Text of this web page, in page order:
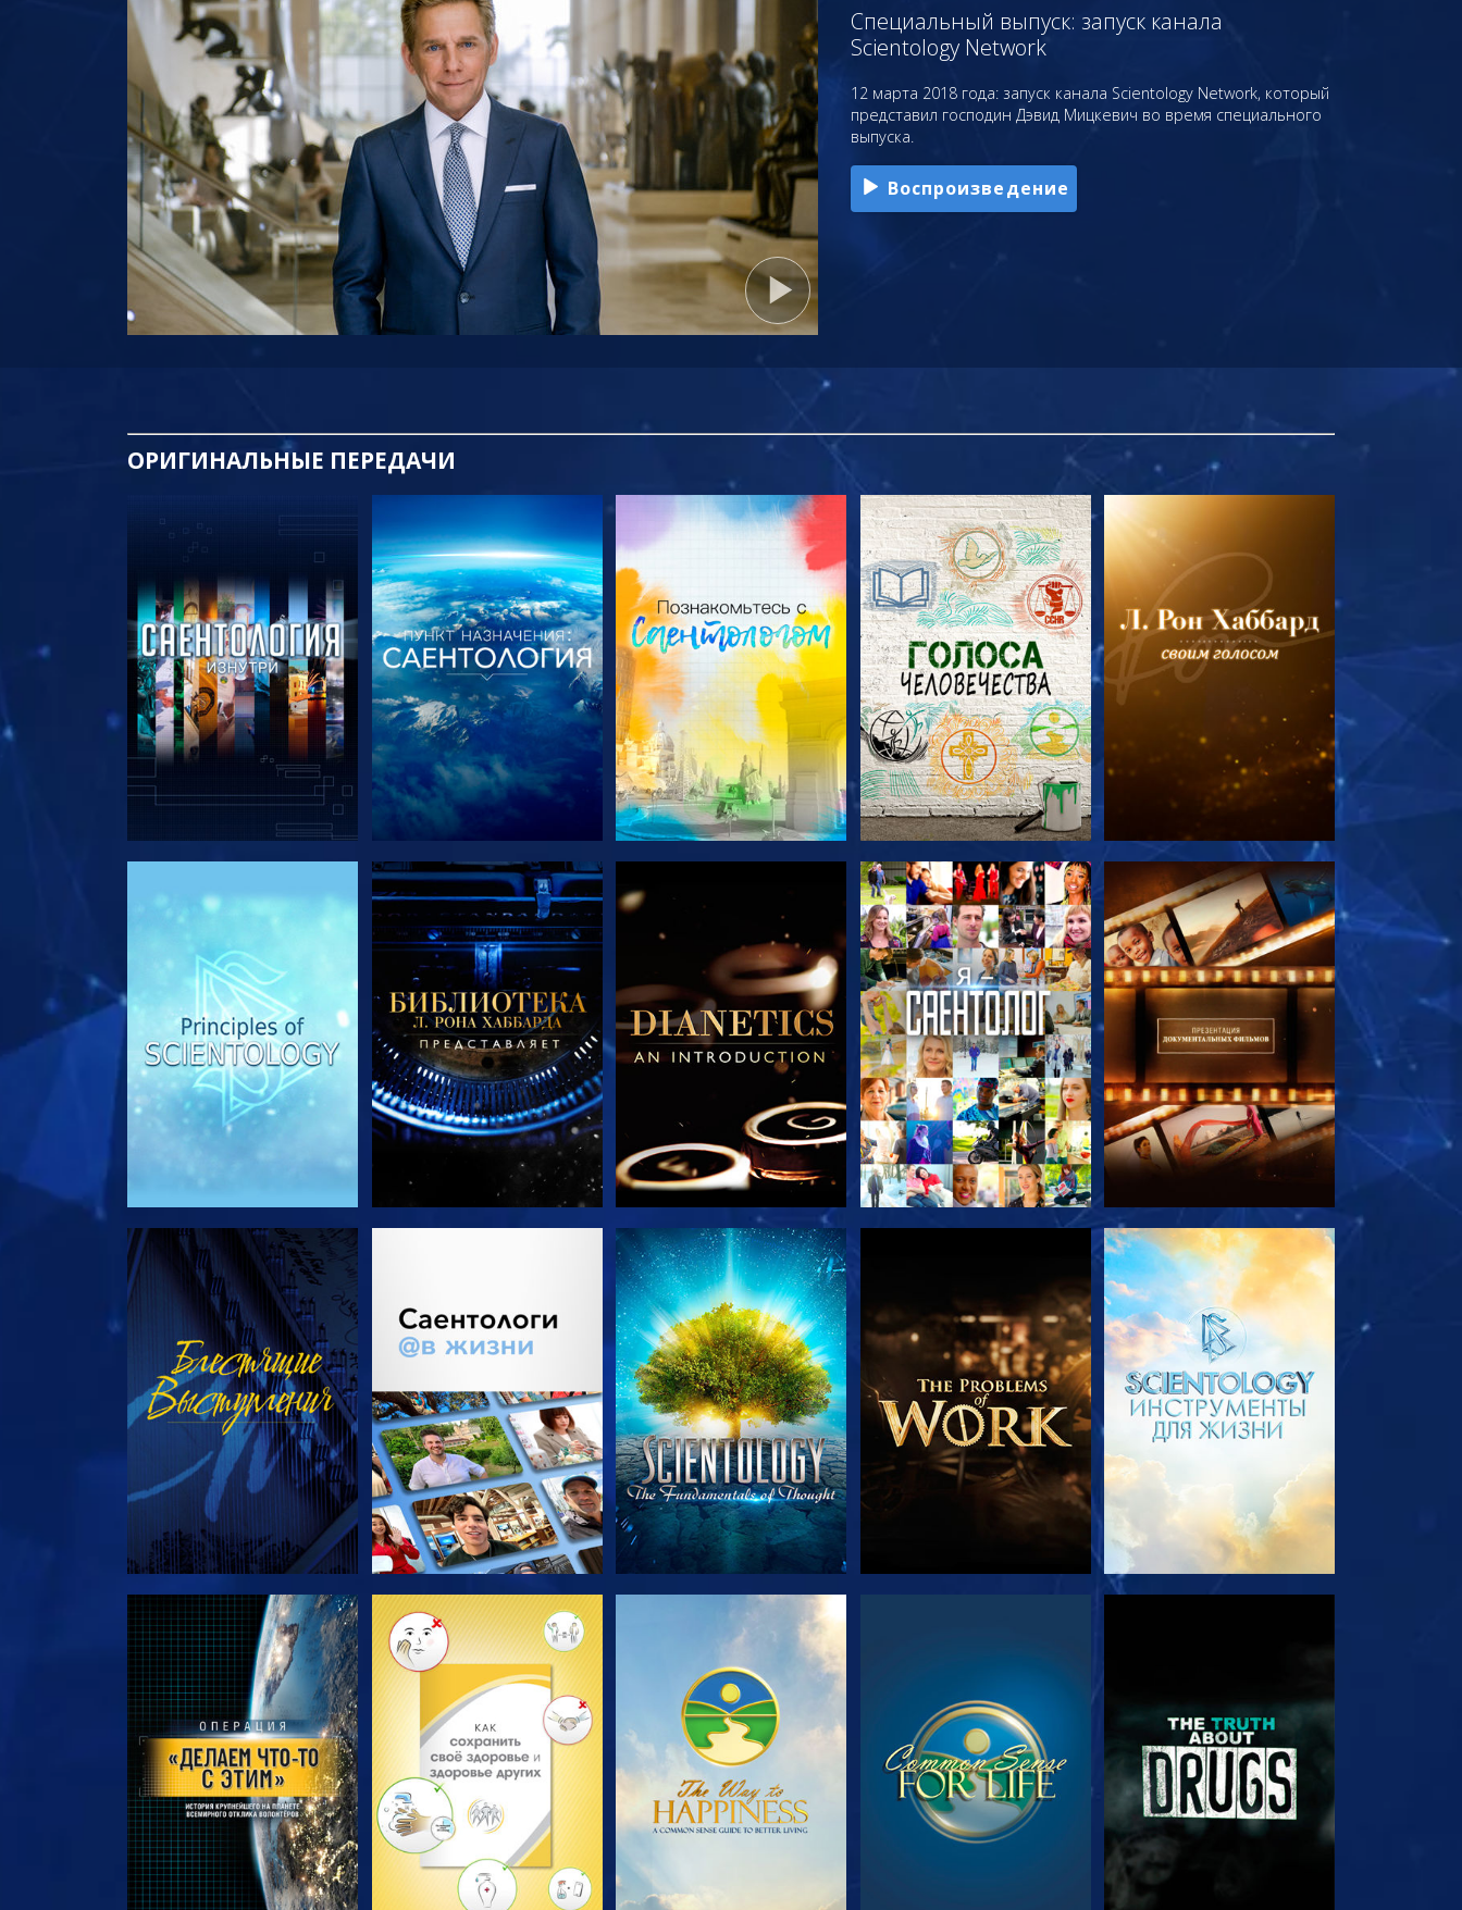
Специальный выпуск: запуск канала
Scientology Network
12 марта 2018 года: запуск канала Scientology Network, который
представил господин Дэвид Мицкевич во время специального
выпуска.
Воспроизведение
ОРИГИНАЛЬНЫЕ ПЕРЕДАЧИ
СМОТРЕТЬ ПЕРЕДАЧИ СМОТРЕТЬ ПЕРЕДАЧИ СМОТРЕТЬ ПЕРЕДАЧИ СМОТРЕТЬ ПЕРЕДАЧИ СМОТРЕТЬ ПЕРЕДАЧИ
СМОТРЕТЬ СМОТРЕТЬ СМОТРЕТЬ ПЕРЕДАЧИ СМОТРЕТЬ ПЕРЕДАЧИ
СМОТРЕТЬ ПЕРЕДАЧИ СМОТРЕТЬ ПЕРЕДАЧИ